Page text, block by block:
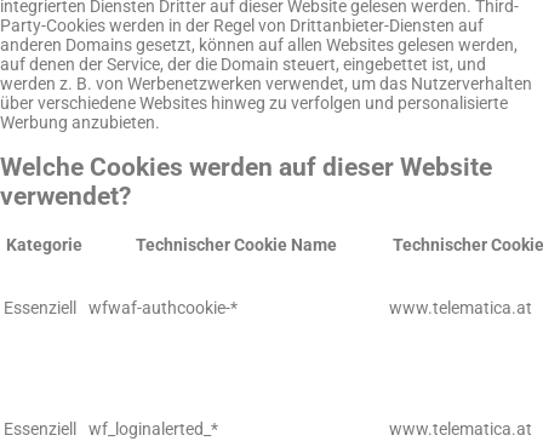
integrierten Diensten Dritter auf dieser Website gelesen werden. Third-
Party-Cookies werden in der Regel von Drittanbieter-Diensten auf
anderen Domains gesetzt, können auf allen Websites gelesen werden,
auf denen der Service, der die Domain steuert, eingebettet ist, und
werden z. B. von Werbenetzwerken verwendet, um das Nutzerverhalten
über verschiedene Websites hinweg zu verfolgen und personalisierte
Werbung anzubieten.
Welche Cookies werden auf dieser Website
verwendet?
Kategorie Technischer Cookie Name Technischer
Essenziell wfwaf-authcookie-* www.telematica.at
Essenziell wf_loginalerted_* www.telematica.at